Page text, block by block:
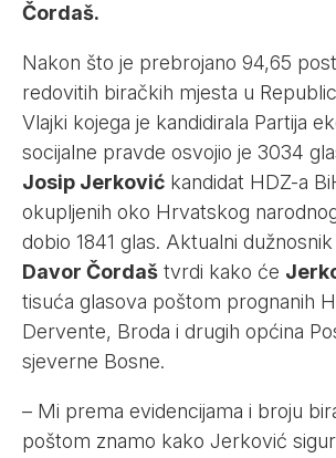
Čordaš.
Nakon što je prebrojano 94,65
redovitih biračkih mjesta u
Vlajki kojega je kandidirala Partija
socijalne pravde osvojio je 3034
Josip Jerković kandidat HDZ-a
okupljenih oko Hrvatskog
dobio 1841 glas. Aktualni
Davor Čordaš tvrdi kako će
tisuća glasova poštom prognanih
Dervente, Broda i drugih općina
sjeverne Bosne.
– Mi prema evidencijama i broju
poštom znamo kako Jerković